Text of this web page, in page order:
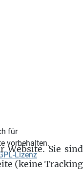
für
vorbehalten.
Lizenz
Website. Sie sind
(keine Tracking